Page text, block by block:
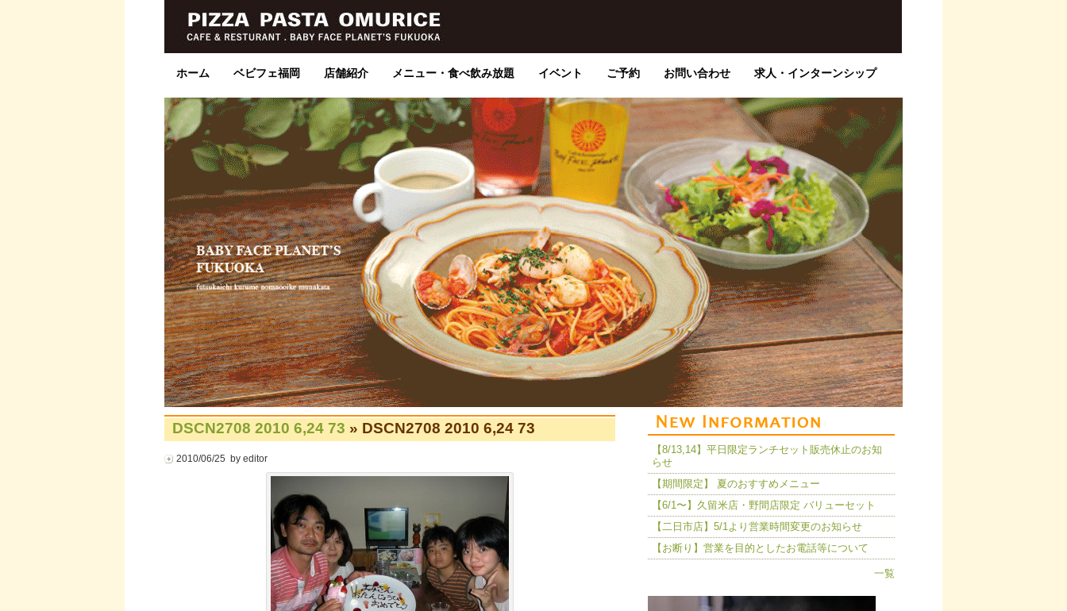
ホーム ベビフェ福岡 店舗紹介 メニュー・食べ飲み放題 イベント ご予約 お問い合わせ 求人・インターンシップ
DSCN2708 2010 6,24 73 » DSCN2708 2010 6,24 73
2010/06/25 by editor
【8/13,14】平日限定ランチセット販売休止のお知
らせ
【期間限定】 夏のおすすめメニュー
【6/1〜】久留米店・野間店限定 バリューセット
【二日市店】5/1より営業時間変更のお知らせ
【お断り】営業を目的としたお電話等について
一覧